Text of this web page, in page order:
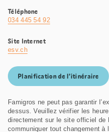
Téléphone
034 445 54 92
Site Internet
esv.ch
Planification de l’itinéraire
Famigros ne peut pas garantir
dessus. Veuillez vérifier les
directement sur le site officiel de
communiquer tout changement à